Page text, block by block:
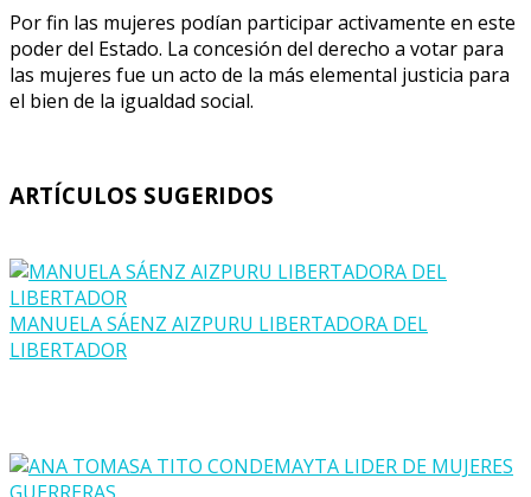
Por fin las mujeres podían participar activamente en este
poder del Estado. La concesión del derecho a votar para
las mujeres fue un acto de la más elemental justicia para
el bien de la igualdad social.
ARTÍCULOS SUGERIDOS
MANUELA SÁENZ AIZPURU LIBERTADORA DEL
LIBERTADOR